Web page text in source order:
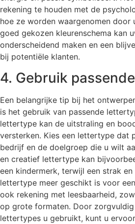
rekening te houden met de
hoe ze worden waargenomen door
goed gekozen kleurenschema kan
onderscheidend maken en een
bij potentiële klanten.
4. Gebruik
Een belangrijke tip bij het
is het gebruik van passende
lettertype kan de uitstraling en
versterken. Kies een lettertype dat
bedrijf en de doelgroep die u wilt
en creatief lettertype kan
een kindermerk, terwijl een strak
lettertype meer geschikt is voor
ook rekening met leesbaarheid,
op grote formaten. Door
lettertypes u gebruikt, kunt u